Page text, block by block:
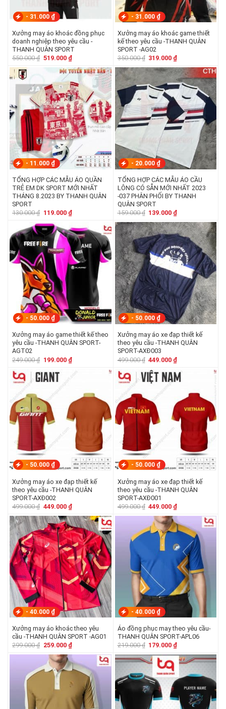
- 31.000 ₫
Xưởng may áo khoác đồng phục
doanh nghiệp theo yêu cầu -
THANH QUÂN SPORT
550.000₫ Giá
là:
550.000 ₫.
519.000 ₫Giá
hiện
tại
là:
519.000 ₫.
- 31.000 ₫
Xưởng may áo khoác game thiết
kế theo yêu cầu -THANH QUÂN
SPORT -AG02
350.000₫ Giá
là:
350.000 ₫.
319.000 ₫Giá
tại
là:
319.000 ₫.
- 11.000 ₫
TỔNG HỢP CÁC MẪU ÁO QUẦN
TRẺ EM DK SPORT MỚI NHẤT
THÁNG 8.2023 BY THANH QUÂN
SPORT
130.000₫ Giá
là:
130.000 ₫.
119.000 ₫Giá
hiện
là:
119.000 ₫.
- 20.000 ₫
TỔNG HỢP CÁC MẪU ÁO CẦU
LÔNG CÓ SẴN MỚI NHẤT 2023
-037 PHÂN PHỐI BY THANH
QUÂN SPORT
159.000₫ Giá
là:
159.000 ₫.
139.000 ₫Giá
tại
là:
139.000 ₫.
- 50.000 ₫
Xưởng may áo game thiết kế theo
yêu cầu -THANH QUÂN SPORT-
AGT02
249.000₫ Giá
là:
249.000 ₫.
199.000 ₫Giá
hiện
- 50.000 ₫
Xưởng may áo xe đạp thiết kế
theo yêu cầu -THANH QUÂN
SPORT-AXĐ003
499.000₫ Giá
là:
499.000 ₫.
449.000 ₫Giá
tại
là:
449.000 ₫.
- 50.000 ₫
Xưởng may áo xe đạp thiết kế
theo yêu cầu -THANH QUÂN
SPORT-AXĐ002
499.000₫ Giá
là:
499.000 ₫.
449.000 ₫Giá
hiện
tại
là:
449.000 ₫.
- 50.000 ₫
Xưởng may áo xe đạp thiết kế
theo yêu cầu -THANH QUÂN
SPORT-AXĐ001
499.000₫ Giá
là:
499.000 ₫.
449.000 ₫Giá
tại
là:
449.000 ₫.
- 40.000 ₫
Xưởng may áo khoác theo yêu
cầu -THANH QUÂN SPORT -AG01
299.000₫ Giá
là:
299.000 ₫.
259.000 ₫Giá
hiện
tại
là:
259.000 ₫.
- 40.000 ₫
Áo đồng phục may theo yêu cầu-
THANH QUÂN SPORT-APL06
219.000₫ Giá
là:
219.000 ₫.
179.000 ₫Giá
tại
là: